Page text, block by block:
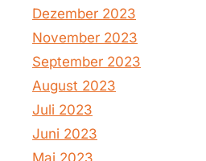
Dezember 2023
November 2023
September 2023
August 2023
Juli 2023
Juni 2023
Mai 2023